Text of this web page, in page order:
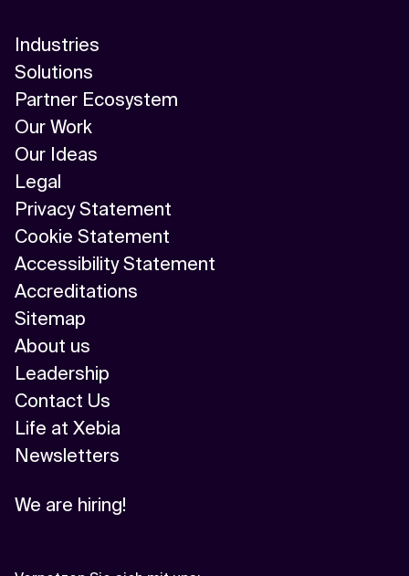
Industries
Solutions
Partner Ecosystem
Our Work
Our Ideas
Legal
Privacy Statement
Cookie Statement
Accessibility Statement
Accreditations
Sitemap
About us
Leadership
Contact Us
Life at Xebia
Newsletters
We are hiring!